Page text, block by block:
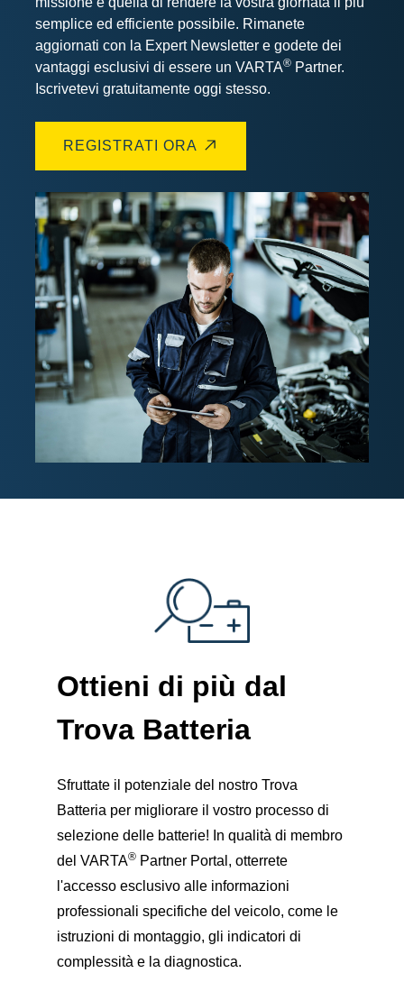
semplice ed efficiente possibile. Rimanete
aggiornati con la Expert Newsletter e godete dei
vantaggi esclusivi di essere un VARTA® Partner.
Iscrivetevi gratuitamente oggi stesso.
REGISTRATI ORA
Ottieni di più dal
Trova Batteria
Sfruttate il potenziale del nostro Trova
Batteria per migliorare il vostro processo di
selezione delle batterie! In qualità di membro
del VARTA® Partner Portal, otterrete
l'accesso esclusivo alle informazioni
professionali specifiche del veicolo, come le
istruzioni di montaggio, gli indicatori di
complessità e la diagnostica.